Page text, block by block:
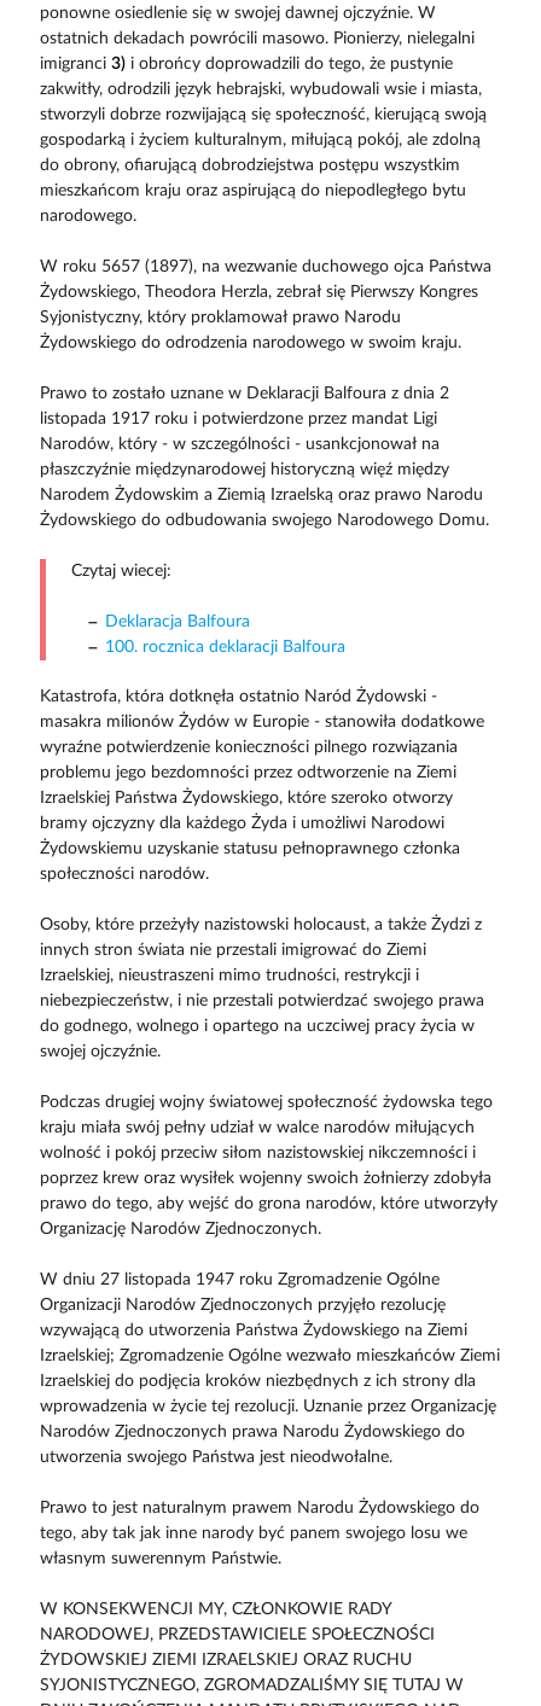
ponowne osiedlenie się w swojej dawnej ojczyźnie. W
ostatnich dekadach powrócili masowo. Pionierzy, nielegalni
imigranci 3)i obrońcy doprowadzili do tego, że pustynie
zakwitły, odrodzili język hebrajski, wybudowali wsie i miasta,
stworzyli dobrze rozwijającą się społeczność, kierującą swoją
gospodarką i życiem kulturalnym, miłującą pokój, ale zdolną
do obrony, ofiarującą dobrodziejstwa postępu wszystkim
mieszkańcom kraju oraz aspirującą do niepodległego bytu
narodowego.
W roku 5657 (1897), na wezwanie duchowego ojca Państwa
Żydowskiego, Theodora Herzla, zebrał się Pierwszy Kongres
Syjonistyczny, który proklamował prawo Narodu
Żydowskiego do odrodzenia narodowego w swoim kraju.
Prawo to zostało uznane w Deklaracji Balfoura z dnia 2
listopada 1917 roku i potwierdzone przez mandat Ligi
Narodów, który - w szczególności - usankcjonował na
płaszczyźnie międzynarodowej historyczną więź między
Narodem Żydowskim a Ziemią Izraelską oraz prawo Narodu
Żydowskiego do odbudowania swojego Narodowego Domu.
Czytaj wiecej:
Deklaracja Balfoura
100. rocznica deklaracji Balfoura
Katastrofa, która dotknęła ostatnio Naród Żydowski -
masakra milionów Żydów w Europie - stanowiła dodatkowe
wyraźne potwierdzenie konieczności pilnego rozwiązania
problemu jego bezdomności przez odtworzenie na Ziemi
Izraelskiej Państwa Żydowskiego, które szeroko otworzy
bramy ojczyzny dla każdego Żyda i umożliwi Narodowi
Żydowskiemu uzyskanie statusu pełnoprawnego członka
społeczności narodów.
Osoby, które przeżyły nazistowski holocaust, a także Żydzi z
innych stron świata nie przestali imigrować do Ziemi
Izraelskiej, nieustraszeni mimo trudności, restrykcji i
niebezpieczeństw, i nie przestali potwierdzać swojego prawa
do godnego, wolnego i opartego na uczciwej pracy życia w
swojej ojczyźnie.
Podczas drugiej wojny światowej społeczność żydowska tego
kraju miała swój pełny udział w walce narodów miłujących
wolność i pokój przeciw siłom nazistowskiej nikczemności i
poprzez krew oraz wysiłek wojenny swoich żołnierzy zdobyła
prawo do tego, aby wejść do grona narodów, które utworzyły
Organizację Narodów Zjednoczonych.
W dniu 27 listopada 1947 roku Zgromadzenie Ogólne
Organizacji Narodów Zjednoczonych przyjęło rezolucję
wzywającą do utworzenia Państwa Żydowskiego na Ziemi
Izraelskiej; Zgromadzenie Ogólne wezwało mieszkańców Ziemi
Izraelskiej do podjęcia kroków niezbędnych z ich strony dla
wprowadzenia w życie tej rezolucji. Uznanie przez Organizację
Narodów Zjednoczonych prawa Narodu Żydowskiego do
utworzenia swojego Państwa jest nieodwołalne.
Prawo to jest naturalnym prawem Narodu Żydowskiego do
tego, aby tak jak inne narody być panem swojego losu we
własnym suwerennym Państwie.
W KONSEKWENCJI MY, CZŁONKOWIE RADY
NARODOWEJ, PRZEDSTAWICIELE SPOŁECZNOŚCI
ŻYDOWSKIEJ ZIEMI IZRAELSKIEJ ORAZ RUCHU
SYJONISTYCZNEGO, ZGROMADZALIŚMY SIĘ TUTAJ W